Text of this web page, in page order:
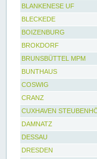
BLANKENESE UF
BLECKEDE
BOIZENBURG
BROKDORF
BRUNSBÜTTEL MPM
BUNTHAUS
COSWIG
CRANZ
CUXHAVEN
DAMNATZ
DESSAU
DRESDEN